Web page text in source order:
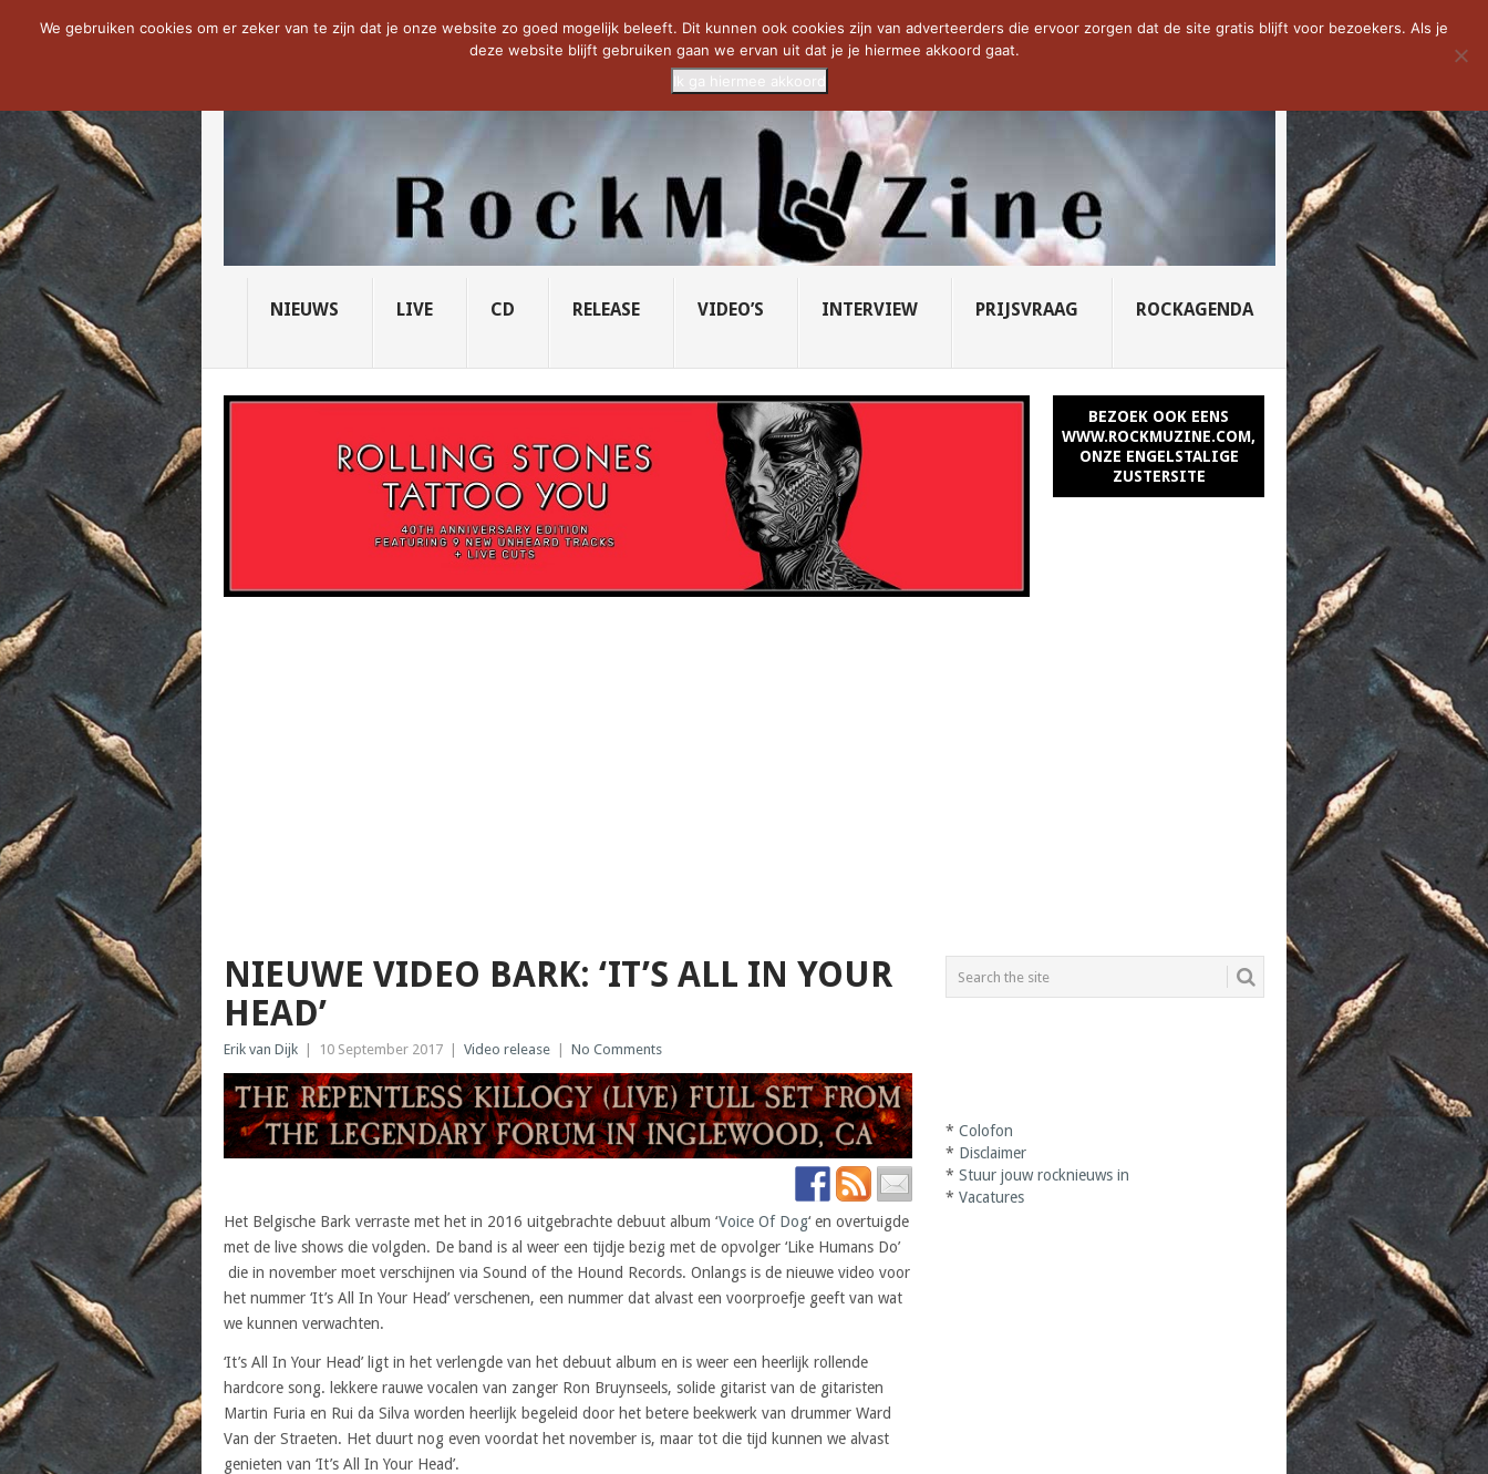
NOW TRENDING: THE VICIOUS HEAD SOCIETY... PRIDE OF LIONS – U... SAVATAGE KOMT TERUG IN 0... CD VAN DE WEEK: SLEEPING...
NIEUWS LIVE CD RELEASE VIDEO’S INTERVIEW PRIJSVRAAG ROCKAGENDA
BEZOEK OOK EENS
WWW.ROCKMUZINE.COM,
ONZE ENGELSTALIGE
ZUSTERSITE
NIEUWE VIDEO BARK: ‘IT’S ALL IN YOUR
HEAD’
Erik van Dijk 10 September 2017 Video release No Comments
Het Belgische Bark verraste met het in 2016 uitgebrachte debuut album ‘Voice Of Dog‘ en overtuigde
met de live shows die volgden. De band is al weer een tijdje bezig met de opvolger ‘Like Humans Do’
die in november moet verschijnen via Sound of the Hound Records. Onlangs is de nieuwe video voor
het nummer ‘It’s All In Your Head’ verschenen, een nummer dat alvast een voorproefje geeft van wat
we kunnen verwachten.
‘It’s All In Your Head’ ligt in het verlengde van het debuut album en is weer een heerlijk rollende
hardcore song. lekkere rauwe vocalen van zanger Ron Bruynseels, solide gitarist van de gitaristen
Martin Furia en Rui da Silva worden heerlijk begeleid door het betere beekwerk van drummer Ward
Van der Straeten. Het duurt nog even voordat het november is, maar tot die tijd kunnen we alvast
genieten van ‘It’s All In Your Head’.
*Colofon
* Disclaimer
*Stuur jouw rocknieuws in
*Vacatures
We gebruiken cookies om er zeker van te zijn dat je onze website zo goed mogelijk beleeft. Dit kunnen ook cookies zijn van adverteerders die ervoor zorgen dat de site gratis blijft voor bezoekers. Als je
deze website blijft gebruiken gaan we ervan uit dat je je hiermee akkoord gaat.
Ik ga hiermee akkoord